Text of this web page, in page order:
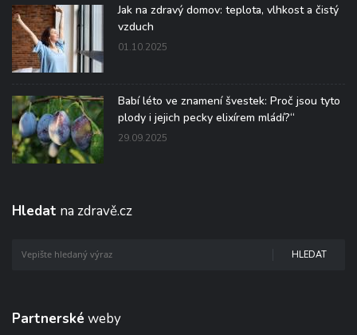
Jak na zdravý domov: teplota, vlhkost a čistý
vzduch
01.10.2025
Babí léto ve znamení švestek: Proč jsou tyto
plody i jejich pecky elixírem mládí?“
29.09.2025
Hledat na zdravě.cz
HLEDAT
Partnerské weby